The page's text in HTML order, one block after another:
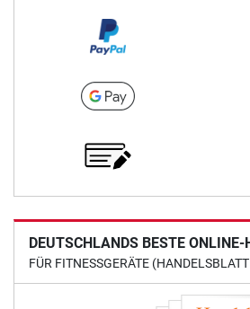
DEUTSCHLANDS BESTE ONLINE-
FÜR FITNESSGERÄTE